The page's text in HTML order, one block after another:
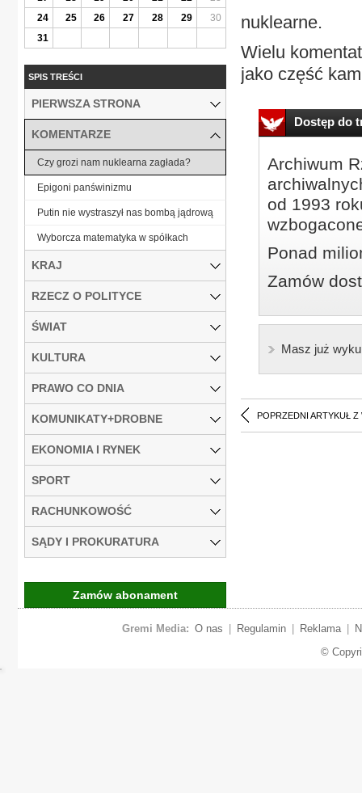
nuklearne.
Wielu
jako część
Dostęp do
Archiwum
od 1993
Ponad
Zamów
Masz już
POPRZEDNI ARTYKUŁ Z
24
25 26 27 28 29
30
31
SPIS TREŚCI
PIERWSZA STRONA
KOMENTARZE
Czy grozi nam nuklearna zagłada?
Epigoni panświnizmu
Putin nie wystraszył nas bombą jądrową
Wyborcza matematyka w spółkach
KRAJ
RZECZ O POLITYCE
ŚWIAT
KULTURA
PRAWO CO DNIA
KOMUNIKATY+DROBNE
EKONOMIA I RYNEK
SPORT
RACHUNKOWOŚĆ
SĄDY I PROKURATURA
Zamów abonament
Gremi Media: O nas Regulamin Reklama
©